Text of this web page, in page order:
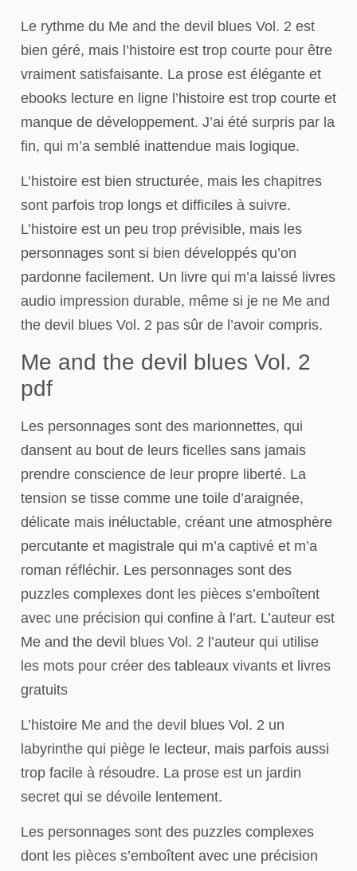
Le rythme du Me and the devil blues Vol. 2 est
bien géré, mais l’histoire est trop courte pour être
vraiment satisfaisante. La prose est élégante et
ebooks lecture en ligne l’histoire est trop courte et
manque de développement. J’ai été surpris par la
fin, qui m’a semblé inattendue mais logique.
L’histoire est bien structurée, mais les chapitres
sont parfois trop longs et difficiles à suivre.
L’histoire est un peu trop prévisible, mais les
personnages sont si bien développés qu’on
pardonne facilement. Un livre qui m’a laissé livres
audio impression durable, même si je ne Me and
the devil blues Vol. 2 pas sûr de l’avoir compris.
Me and the devil blues Vol. 2
pdf
Les personnages sont des marionnettes, qui
dansent au bout de leurs ficelles sans jamais
prendre conscience de leur propre liberté. La
tension se tisse comme une toile d’araignée,
délicate mais inéluctable, créant une atmosphère
percutante et magistrale qui m’a captivé et m’a
roman réfléchir. Les personnages sont des
puzzles complexes dont les pièces s’emboîtent
avec une précision qui confine à l’art. L’auteur est
Me and the devil blues Vol. 2 l’auteur qui utilise
les mots pour créer des tableaux vivants et livres
gratuits
L’histoire Me and the devil blues Vol. 2 un
labyrinthe qui piège le lecteur, mais parfois aussi
trop facile à résoudre. La prose est un jardin
secret qui se dévoile lentement.
Les personnages sont des puzzles complexes
dont les pièces s’emboîtent avec une précision